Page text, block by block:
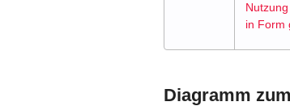
in Form
Diagramm